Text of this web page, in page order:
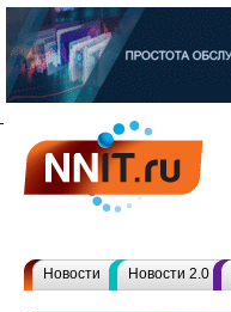
Новости Новости 2.0